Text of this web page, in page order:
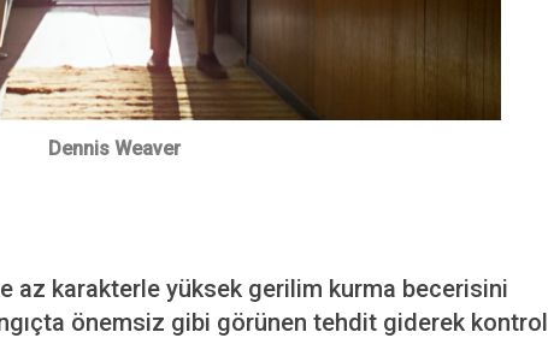
Dennis Weaver
az karakterle yüksek gerilim kurma becerisini
önemsiz gibi görünen tehdit giderek kontrol